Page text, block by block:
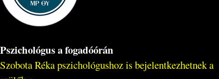
Pszichológus a fogadóórán
Szobota Réka pszichológushoz is bejelentkezhetnek a